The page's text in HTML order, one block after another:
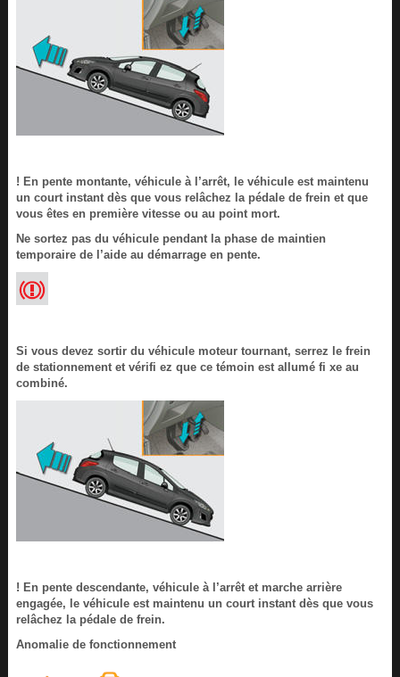
! En pente montante, véhicule à l’arrêt, le véhicule est maintenu
un court instant dès que vous relâchez la pédale de frein et que
vous êtes en première vitesse ou au point mort.
Ne sortez pas du véhicule pendant la phase de maintien
temporaire de l’aide au démarrage en pente.
Si vous devez sortir du véhicule moteur tournant, serrez le frein
de stationnement et vérifi ez que ce témoin est allumé fi xe au
combiné.
! En pente descendante, véhicule à l’arrêt et marche arrière
engagée, le véhicule est maintenu un court instant dès que vous
relâchez la pédale de frein.
Anomalie de fonctionnement